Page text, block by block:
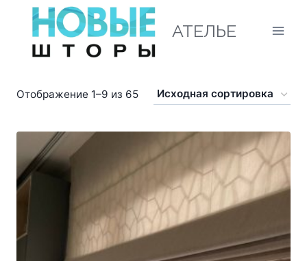
АТЕЛЬЕ
Отображение 1–9 из 65